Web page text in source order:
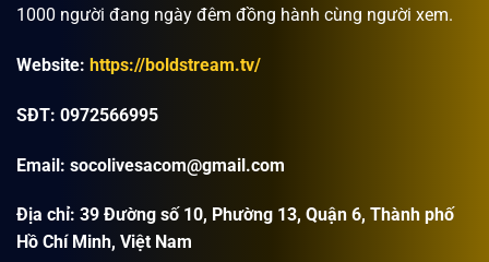
1000 người đang ngày đêm đồng hành cùng người xem.
Website: https://boldstream.tv/
SĐT: 0972566995
Email: socolivesacom@gmail.com
Địa chỉ: 39 Đường số 10, Phường 13, Quận 6, Thành phố
Hồ Chí Minh, Việt Nam